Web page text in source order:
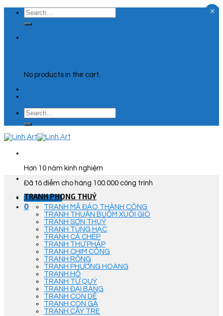
Skip
content
Search
for:
No products in the cart.
Search
for:
Hơn 10 năm kinh nghiệm
Đã tô điểm cho hàng 100.000 công trình
Góc Tư Vấn
0
TRANH PHONG THUỶ
TRANH MÃ ĐÁO THÀNH CÔNG
TRANH THUẬN BUỒM XUÔI GIÓ
TRANH SƠN THUỶ
TRANH TÙNG HẠC
TRANH CÁ CHÉP
TRANH THƯ PHÁP
TRANH CHIM CÔNG
TRANH RỒNG
TRANH PHƯỢNG HOÀNG
TRANH HỔ
TRANH TỨ QUÝ
TRANH ĐẠI BÀNG
TRANH CON DÊ
TRANH CON GÀ
TRANH CÂY TRE
×